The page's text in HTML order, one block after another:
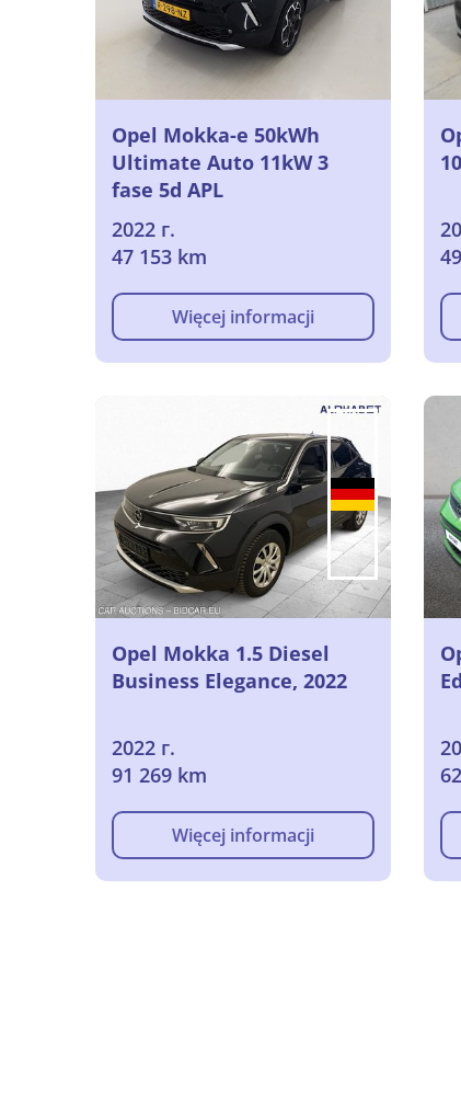
Opel Mokka-e 50kWh
Ultimate Auto 11kW 3
fase 5d APL
2022 г.
47 153 km
Więcej informacji
Opel Mokka 1.5 Diesel
Business Elegance, 2022
2022 г.
91 269 km
Więcej informacji